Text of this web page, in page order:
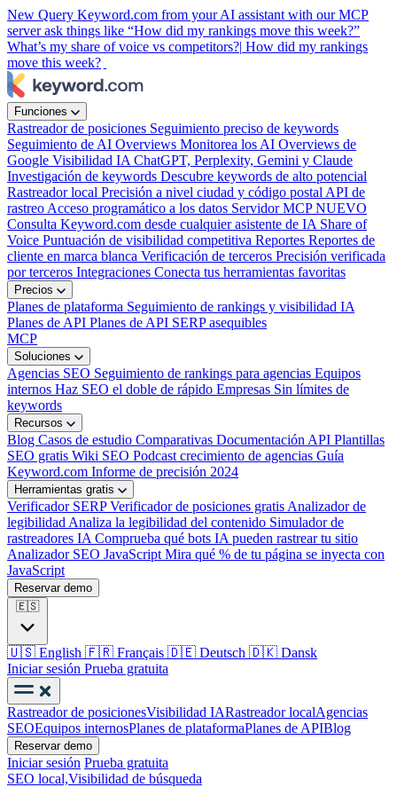
New Query Keyword.com from your AI assistant with our MCP
server ask things like “How did my rankings move this week?”
What’s my share of voice vs competitors?| How did my rankings
move this week?
Funciones
Rastreador de posiciones Seguimiento preciso de keywords
Seguimiento de AI Overviews Monitorea los AI Overviews de
Google Visibilidad IA ChatGPT, Perplexity, Gemini y Claude
Investigación de keywords Descubre keywords de alto potencial
Rastreador local Precisión a nivel ciudad y código postal API de
rastreo Acceso programático a los datos Servidor MCPNUEVO
Consulta Keyword.com desde cualquier asistente de IA Share of
Voice Puntuación de visibilidad competitiva Reportes Reportes de
cliente en marca blanca Verificación de terceros Precisión verificada
por terceros Integraciones Conecta tus herramientas favoritas
Precios
Planes de plataforma Seguimiento de rankings y visibilidad IA
Planes de API Planes de API SERP asequibles
MCP
Soluciones
Agencias SEO Seguimiento de rankings para agencias Equipos
internos Haz SEO el doble de rápido Empresas Sin límites de
keywords
Recursos
Blog Casos de estudio Comparativas Documentación API Plantillas
SEO gratis Wiki SEO Podcast crecimiento de agencias Guía
Keyword.com Informe de precisión 2024
Herramientas gratis
Verificador SERPVerificador de posiciones gratis Analizador de
legibilidad Analiza la legibilidad del contenido Simulador de
rastreadores IA Comprueba qué bots IA pueden rastrear tu sitio
Analizador SEO JavaScript Mira qué % de tu página se inyecta con
JavaScript
Reservar demo
🇪🇸
🇺🇸 English 🇫🇷 Français 🇩🇪 Deutsch 🇩🇰 Dansk
Iniciar sesión Prueba gratuita
Rastreador de posicionesVisibilidad IARastreador localAgencias
SEOEquipos internosPlanes de plataformaPlanes de APIBlog
Reservar demo
Iniciar sesión Prueba gratuita
SEO local,Visibilidad de búsqueda